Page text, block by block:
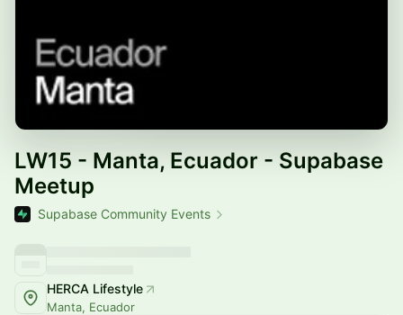
LW15 - Manta, Ecuador - Supabase
Meetup
Supabase Community Events
HERCA Lifestyle
Manta, Ecuador